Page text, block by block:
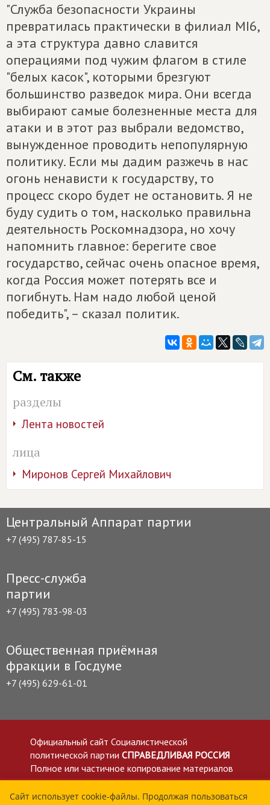
"Служба безопасности Украины
превратилась практически в филиал MI6,
а эта структура давно славится
операциями под чужим флагом в стиле
"белых касок", которыми брезгуют
большинство разведок мира. Они всегда
выбирают самые болезненные места для
атаки и в этот раз выбрали ведомство,
вынужденное проводить непопулярную
политику. Если мы дадим разжечь в нас
огонь ненависти к государству, то
процесс скоро будет не остановить. Я не
буду судить о том, насколько правильна
деятельность Роскомнадзора, но хочу
напомнить главное: берегите свое
государство, сейчас очень опасное время,
когда Россия может потерять все и
погибнуть. Нам надо любой ценой
победить", – сказал политик.
См. также
разделы
Лента новостей
лица
Миронов Сергей Михайлович
Центральный Аппарат партии
+7 (495) 787-85-15
Пресс-служба
партии
+7 (495) 783-98-03
Общественная приёмная
фракции в Госдуме
+7 (495) 629-61-01
Официальный сайт Социалистической
политической партии СПРАВЕДЛИВАЯ РОССИЯ
Полное или частичное копирование материалов
приветствуется со ссылкой на сайт spravedlivo.ru
Политика в отношении обработки персональных
Сайт использует cookie-файлы. Продолжая пользоваться